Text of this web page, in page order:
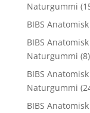
Naturgummi
BIBS
BIBS
Naturgummi (8)
BIBS
Naturgummi
BIBS